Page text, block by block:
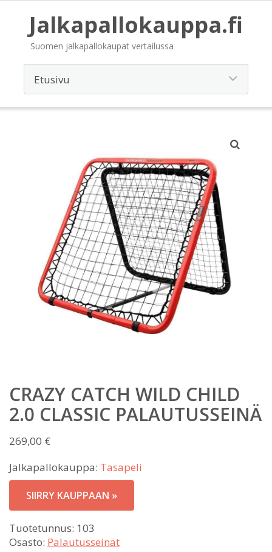
Jalkapallokauppa.fi
Suomen jalkapallokaupat vertailussa
CRAZY CATCH WILD CHILD
2.0 CLASSIC PALAUTUSSEINÄ
269,00 €
Jalkapallokauppa: Tasapeli
SIIRRY KAUPPAAN »
Tuotetunnus: 103
Osasto: Palautusseinät